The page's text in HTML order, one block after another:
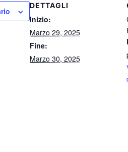
DETTAGLI
Inizio:
Marzo 29, 2025
Fine:
Marzo 30, 2025